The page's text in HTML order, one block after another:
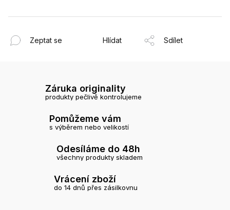
Zeptat se Hlídat Sdílet
Záruka originality
produkty pečlivě kontrolujeme
Pomůžeme vám
s výběrem nebo velikostí
Odesíláme do 48h
všechny produkty skladem
Vrácení zboží
do 14 dnů přes zásilkovnu